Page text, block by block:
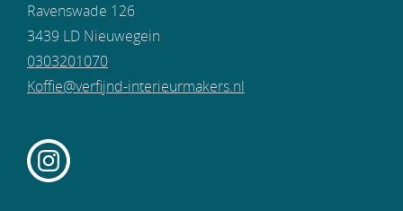
Ravenswade 126
3439 LD Nieuwegein
0303201070
Koffie@verfijnd-interieurmakers.nl